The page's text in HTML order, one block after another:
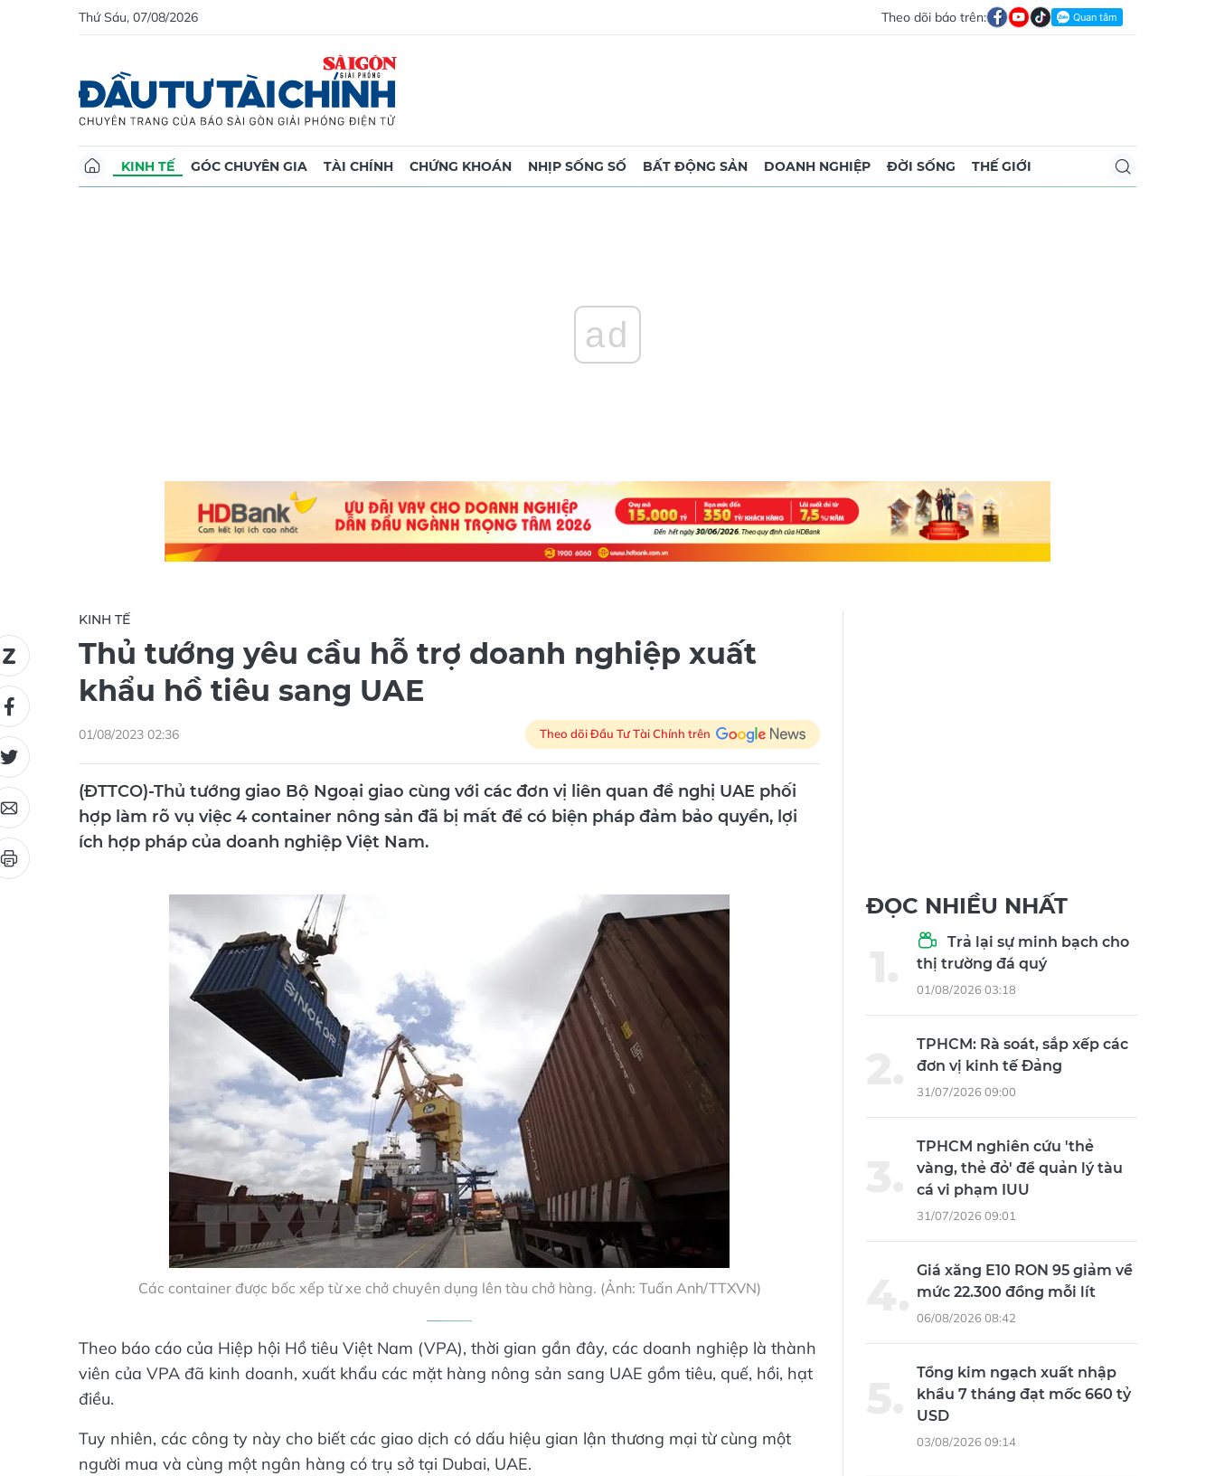
Thứ Sáu, 07/08/2026 Theo dõi báo trên:
KINH TẾ GÓC CHUYÊN GIA TÀI CHÍNH CHỨNG KHOÁN NHỊP SỐNG SỐ BẤT ĐỘNG SẢN DOANH NGHIỆP ĐỜI SỐNG THẾ GIỚI
ad
KINH TẾ
Thủ tướng yêu cầu hỗ trợ doanh nghiệp xuất
khẩu hồ tiêu sang UAE
01/08/2023 02:36 Theo dõi Đầu Tư Tài Chính trên
(ĐTTCO)-Thủ tướng giao Bộ Ngoại giao cùng với các đơn vị liên quan đề nghị UAE phối
hợp làm rõ vụ việc 4 container nông sản đã bị mất để có biện pháp đảm bảo quyền, lợi
ích hợp pháp của doanh nghiệp Việt Nam.
Các container được bốc xếp từ xe chở chuyên dụng lên tàu chở hàng. (Ảnh: Tuấn Anh/TTXVN)
Theo báo cáo của Hiệp hội Hồ tiêu Việt Nam (VPA), thời gian gần đây, các doanh nghiệp là thành
viên của VPA đã kinh doanh, xuất khẩu các mặt hàng nông sản sang UAE gồm tiêu, quế, hồi, hạt
điều.
Tuy nhiên, các công ty này cho biết các giao dịch có dấu hiệu gian lận thương mại từ cùng một
người mua và cùng một ngân hàng có trụ sở tại Dubai, UAE.
ĐỌC NHIỀU NHẤT
Trả lại sự minh bạch cho
thị trường đá quý
01/08/2026 03:18
TPHCM: Rà soát, sắp xếp các
đơn vị kinh tế Đảng
31/07/2026 09:00
TPHCM nghiên cứu 'thẻ
vàng, thẻ đỏ' để quản lý tàu
cá vi phạm IUU
31/07/2026 09:01
Giá xăng E10 RON 95 giảm về
mức 22.300 đồng mỗi lít
06/08/2026 08:42
Tổng kim ngạch xuất nhập
khẩu 7 tháng đạt mốc 660 tỷ
USD
03/08/2026 09:14